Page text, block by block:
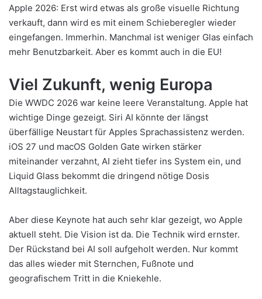
Apple 2026: Erst wird etwas als große visuelle Richtung
verkauft, dann wird es mit einem Schieberegler wieder
eingefangen. Immerhin. Manchmal ist weniger Glas einfach
mehr Benutzbarkeit. Aber es kommt auch in die EU!
Viel Zukunft, wenig Europa
Die WWDC 2026 war keine leere Veranstaltung. Apple hat
wichtige Dinge gezeigt. Siri AI könnte der längst
überfällige Neustart für Apples Sprachassistenz werden.
iOS 27 und macOS Golden Gate wirken stärker
miteinander verzahnt, AI zieht tiefer ins System ein, und
Liquid Glass bekommt die dringend nötige Dosis
Alltagstauglichkeit.
Aber diese Keynote hat auch sehr klar gezeigt, wo Apple
aktuell steht. Die Vision ist da. Die Technik wird ernster.
Der Rückstand bei AI soll aufgeholt werden. Nur kommt
das alles wieder mit Sternchen, Fußnote und
geografischem Tritt in die Kniekehle.